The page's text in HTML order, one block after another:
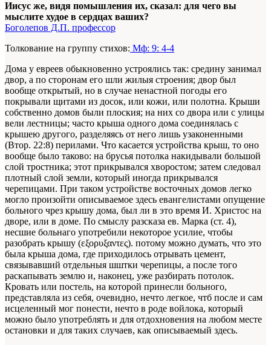
Иисус же, видя помышления их, сказал: для чего вы
мыслите худое в сердцах ваших?
Боголепов Д.П. профессор
Толкование на группу стихов: Мф: 9: 4-4
Дома у евреев обыкновенно устроялись так: средину занимал
двор, а по сторонам его шли жилыя строения; двор был
вообще открытый, но в случае ненастной погоды его
покрывали щитами из досок, или кожи, или полотна. Крыши
собственно домов были плоския; на них со двора или с улицы
вели лестницы; часто крыша одного дома соединялась с
крышею другого, разделяясь от него лишь узаконенными
(Втор. 22:8) перилами. Что касается устройства крыш, то оно
вообще было таково: на брусья потолка накидывали большой
слой тростника; этот прикрывался хворостом; затем следовал
плотный слой земли, который иногда прикрывался
черепицами. При таком устройстве восточных домов легко
могло произойти описываемое здесь евангелистами опущение
больного чрез крышу дома, был ли в это время И. Христос на
дворе, или в доме. По смыслу разсказа ев. Марка (ст. 4),
несшие больнаго употребили некоторое усилие, чтобы
разобрать крышу (εξορυξαντες). потому можно думать, что это
была крыша дома, где приходилось отрывать цемент,
связывавший отдельныя шштки черепицы, а после того
раскапывать землю и, наконец, уже разбирать потолок.
Кровать или постель, на которой принесли больного,
представляла из себя, очевидно, нечто легкое, чтб после и сам
исцеленный мог понести, нечто в роде войлока, который
можно было употреблять и для отдохновения на любом месте
остановки и для таких случаев, как описываемый здесь.